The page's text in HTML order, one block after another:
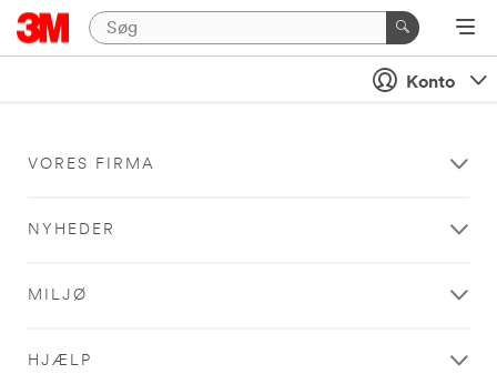
Konto
VORES FIRMA
NYHEDER
MILJØ
HJÆLP